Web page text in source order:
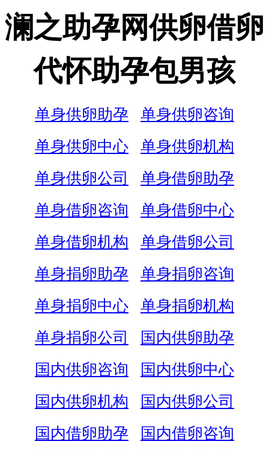
澜之助孕网供卵借卵
代怀助孕包男孩
单身供卵助孕
单身供卵咨询
单身供卵中心
单身供卵机构
单身供卵公司
单身借卵助孕
单身借卵咨询
单身借卵中心
单身借卵机构
单身借卵公司
单身捐卵助孕
单身捐卵咨询
单身捐卵中心
单身捐卵机构
单身捐卵公司
国内供卵助孕
国内供卵咨询
国内供卵中心
国内供卵机构
国内供卵公司
国内借卵助孕
国内借卵咨询